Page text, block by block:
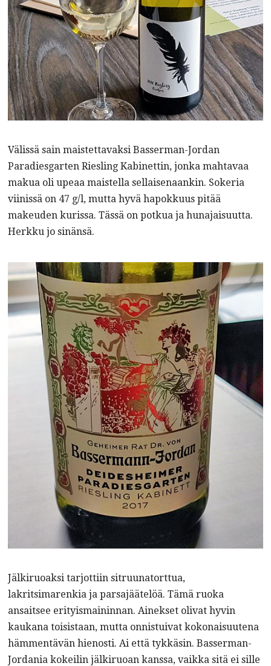
Välissä sain maistettavaksi Basserman-Jordan
Paradiesgarten Riesling Kabinettin, jonka mahtavaa
makua oli upeaa maistella sellaisenaankin. Sokeria
viinissä on 47 g/l, mutta hyvä hapokkuus pitää
makeuden kurissa. Tässä on potkua ja hunajaisuutta.
Herkku jo sinänsä.
Jälkiruoaksi tarjottiin sitruunatorttua,
lakritsimarenkia ja parsajäätelöä. Tämä ruoka
ansaitsee erityismaininnan. Ainekset olivat hyvin
kaukana toisistaan, mutta onnistuivat kokonaisuutena
hämmentävän hienosti. Ai että tykkäsin. Basserman-
Jordania kokeilin jälkiruoan kanssa, vaikka sitä ei sille